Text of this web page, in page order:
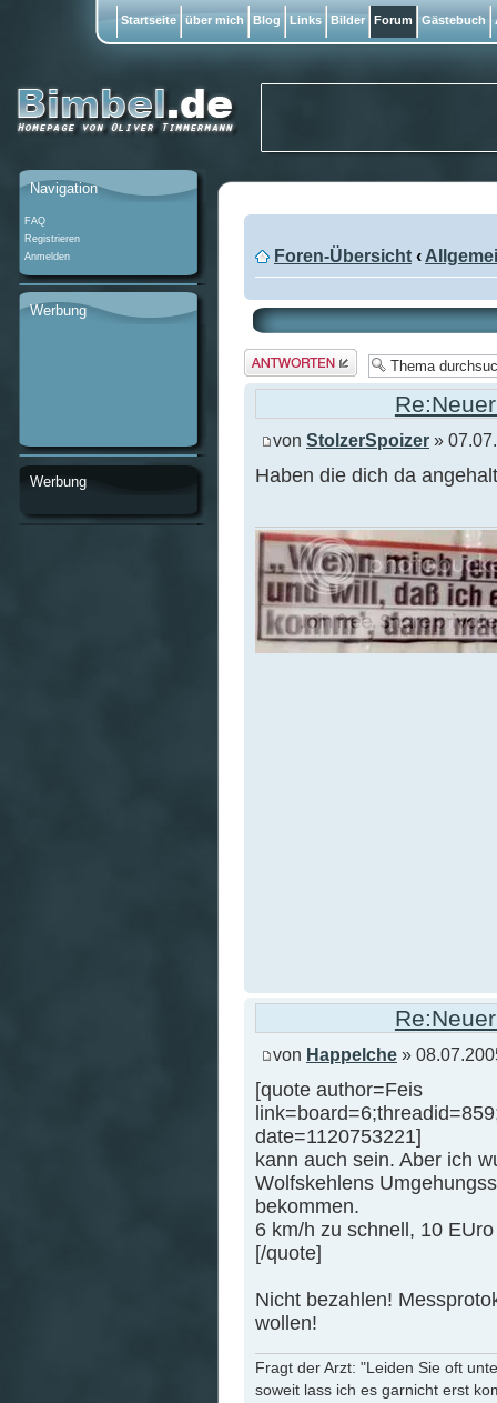
Foren-Übersicht ‹
Antwort
erstellen
von StolzerSpoizer »
Haben die dich da
von Happelche »
[quote author=Feis
date=1120753221]
kann auch sein. Aber ich
Wolfskehlens
bekommen.
6 km/h zu schnell, 10 EUro
[/quote]
Nicht bezahlen!
wollen!
Fragt der Arzt: "Leiden Sie oft
soweit lass ich es garnicht erst
Navigation
FAQ
Registrieren
Anmelden
Werbung
Werbung
Startseite über mich Blog Links Bilder Forum Gästebuch